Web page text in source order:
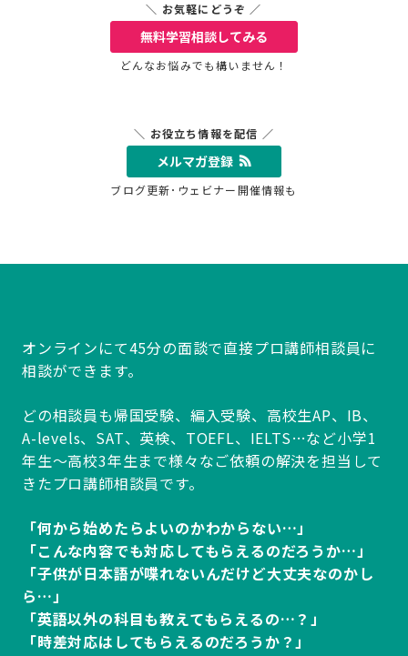
＼ お気軽にどうぞ ／
無料学習相談してみる
どんなお悩みでも構いません！
＼ お役立ち情報を配信 ／
メルマガ登録
ブログ更新･ウェビナー開催情報も
オンラインにて45分の面談で直接プロ講師相談員に
相談ができます。
どの相談員も帰国受験、編入受験、高校生AP、IB、
A-levels、SAT、英検、TOEFL、IELTS…など小学1
年生～高校3年生まで様々なご依頼の解決を担当して
きたプロ講師相談員です。
「何から始めたらよいのかわからない…」
「こんな内容でも対応してもらえるのだろうか…」
「子供が日本語が喋れないんだけど大丈夫なのかし
ら…」
「英語以外の科目も教えてもらえるの…？」
「時差対応はしてもらえるのだろうか？」